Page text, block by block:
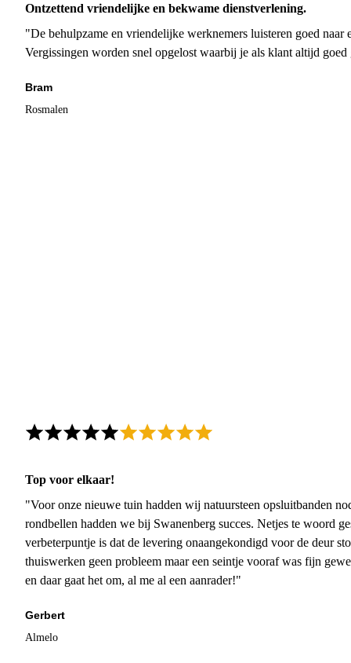
Ontzettend vriendelijke en bekwame dienstverlening.
"De behulpzame en vriendelijke werknemers luisteren goed naar
Vergissingen worden snel opgelost waarbij je als klant altijd
Bram
Rosmalen
Top voor elkaar!
"Voor onze nieuwe tuin hadden wij natuursteen opsluitbanden
rondbellen hadden we bij Swanenberg succes. Netjes te woord
verbeterpuntje is dat de levering onaangekondigd voor de deur
thuiswerken geen probleem maar een seintje vooraf was fijn
en daar gaat het om, al me al een aanrader!"
Gerbert
Almelo